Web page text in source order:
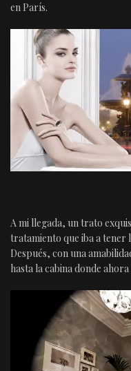
en París.
A mi llegada, un trato
tratamiento que iba a tener
Después, con una
hasta la cabina donde